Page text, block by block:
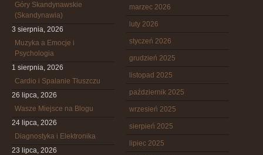
Góry Skandynawskie
(Skandynawia)
3 sierpnia, 2026
Muzyka a Emocje i
Psychologia
1 sierpnia, 2026
Cardio i Spalanie Tłuszczu
26 lipca, 2026
Wasze Miejsce na Blogu
24 lipca, 2026
Diagnostyka i Elektronika
23 lipca, 2026
marzec 2026
luty 2026
styczeń 2026
grudzień 2025
listopad 2025
październik 2025
wrzesień 2025
sierpień 2025
lipiec 2025